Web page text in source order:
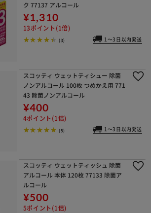
ク 77137 アルコール
¥1,310
13ポイント(1倍)
(3) 1～3日以内発送
スコッティ ウェットティシュー 除菌
ノンアルコール 100枚 つめかえ用 771
43 除菌ノンアルコール
¥400
4ポイント(1倍)
(5) 1～3日以内発送
スコッティ ウェットティッシュ 除菌
アルコール 本体 120枚 77133 除菌ア
ルコール
¥500
5ポイント(1倍)